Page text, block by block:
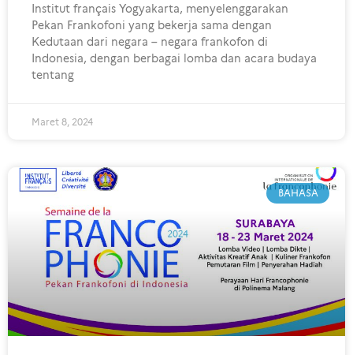
Institut français Yogyakarta, menyelenggarakan
Pekan Frankofoni yang bekerja sama dengan
Kedutaan dari negara – negara frankofon di
Indonesia, dengan berbagai lomba dan acara budaya
tentang
Maret 8, 2024
BAHASA